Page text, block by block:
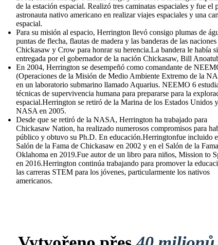
de la estación espacial. Realizó tres caminatas espaciales y fue el
astronauta nativo americano en realizar viajes espaciales y una
espacial.
Para su misión al espacio, Herrington llevó consigo plumas de
puntas de flecha, flautas de madera y las banderas de las naciones
Chickasaw y Crow para honrar su herencia.La bandera le había
entregada por el gobernador de la nación Chickasaw, Bill
En 2004, Herrington se desempeñó como comandante de
(Operaciones de la Misión de Medio Ambiente Extremo de la
en un laboratorio submarino llamado Aquarius. NEEMO 6
técnicas de supervivencia humana para prepararse para la
espacial.Herrington se retiró de la Marina de los Estados Unidos
NASA en 2005.
Desde que se retiró de la NASA, Herrington ha trabajado para
Chickasaw Nation, ha realizado numerosos compromisos para
público y obtuvo su Ph.D. En educación.Herringtonfue incluido
Salón de la Fama de Chickasaw en 2002 y en el Salón de la
Oklahoma en 2019.Fue autor de un libro para niños, Mission to
en 2016.Herrington continúa trabajando para promover la
las carreras STEM para los jóvenes, particularmente los nativos
americanos.